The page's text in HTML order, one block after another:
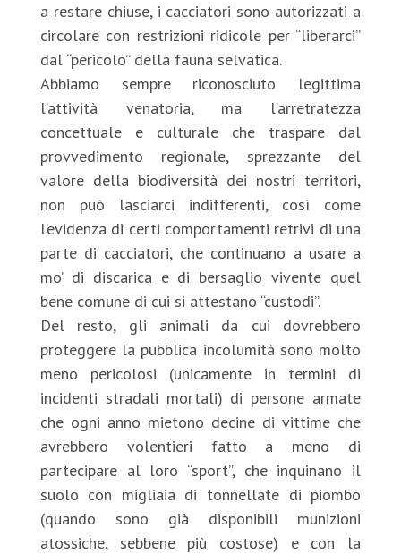
a restare chiuse, i cacciatori sono autorizzati a
circolare con restrizioni ridicole per “liberarci”
dal “pericolo” della fauna selvatica.
Abbiamo sempre riconosciuto legittima
l’attività venatoria, ma l’arretratezza
concettuale e culturale che traspare dal
provvedimento regionale, sprezzante del
valore della biodiversità dei nostri territori,
non può lasciarci indifferenti, così come
l’evidenza di certi comportamenti retrivi di una
parte di cacciatori, che continuano a usare a
mo’ di discarica e di bersaglio vivente quel
bene comune di cui si attestano “custodi”.
Del resto, gli animali da cui dovrebbero
proteggere la pubblica incolumità sono molto
meno pericolosi (unicamente in termini di
incidenti stradali mortali) di persone armate
che ogni anno mietono decine di vittime che
avrebbero volentieri fatto a meno di
partecipare al loro “sport”, che inquinano il
suolo con migliaia di tonnellate di piombo
(quando sono già disponibili munizioni
atossiche, sebbene più costose) e con la